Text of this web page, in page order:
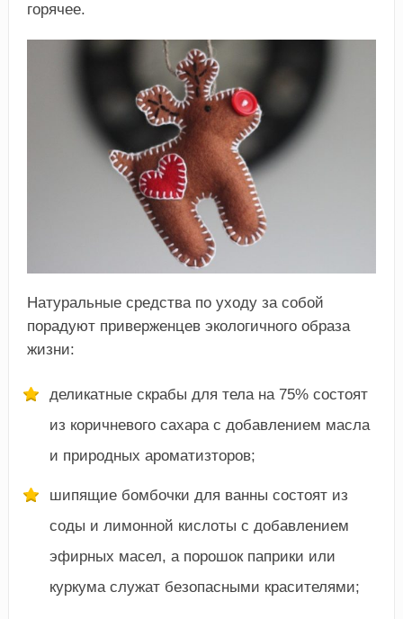
горячее.
Натуральные средства по уходу за собой
порадуют приверженцев экологичного образа
жизни:
деликатные скрабы для тела на 75% состоят
из коричневого сахара с добавлением масла
и природных ароматизторов;
шипящие бомбочки для ванны состоят из
соды и лимонной кислоты с добавлением
эфирных масел, а порошок паприки или
куркума служат безопасными красителями;